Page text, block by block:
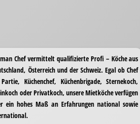
Chef vermittelt qualifizierte Profi – Köche aus
Österreich und der Schweiz. Egal ob Chef
Küchenchef, Küchenbrigade, Sternekoch,
oder Privatkoch, unsere Mietköche verfügen
ein hohes Maß an Erfahrungen national sowie